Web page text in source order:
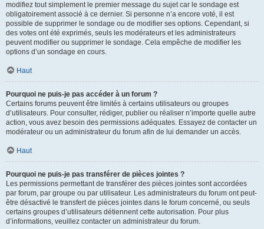
modifiez tout simplement le premier message du sujet car le sondage est
obligatoirement associé à ce dernier. Si personne n’a encore voté, il est
possible de supprimer le sondage ou de modifier ses options. Cependant, si
des votes ont été exprimés, seuls les modérateurs et les administrateurs
peuvent modifier ou supprimer le sondage. Cela empêche de modifier les
options d’un sondage en cours.
Haut
Pourquoi ne puis-je pas accéder à un forum ?
Certains forums peuvent être limités à certains utilisateurs ou groupes
d’utilisateurs. Pour consulter, rédiger, publier ou réaliser n’importe quelle autre
action, vous avez besoin des permissions adéquates. Essayez de contacter un
modérateur ou un administrateur du forum afin de lui demander un accès.
Haut
Pourquoi ne puis-je pas transférer de pièces jointes ?
Les permissions permettant de transférer des pièces jointes sont accordées
par forum, par groupe ou par utilisateur. Les administrateurs du forum ont peut-
être désactivé le transfert de pièces jointes dans le forum concerné, ou seuls
certains groupes d’utilisateurs détiennent cette autorisation. Pour plus
d’informations, veuillez contacter un administrateur du forum.